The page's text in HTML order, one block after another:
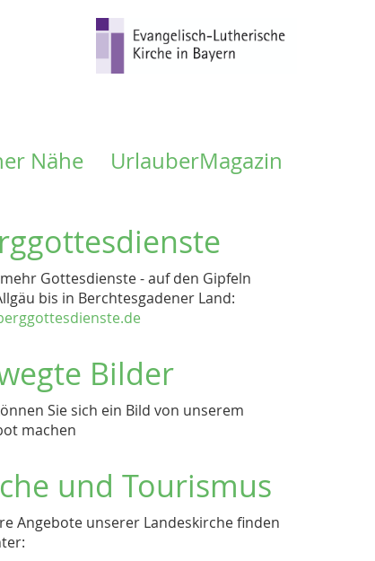
Nähe UrlauberMagazin
Gottesdienste - auf den Gipfeln
bis in Berchtesgadener Land:
Bilder
Sie sich ein Bild von unserem
machen
und Tourismus
Angebote unserer Landeskirche finden